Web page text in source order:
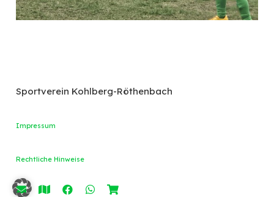
Sportverein Kohlberg-Röthenbach
Impressum
Rechtliche Hinweise